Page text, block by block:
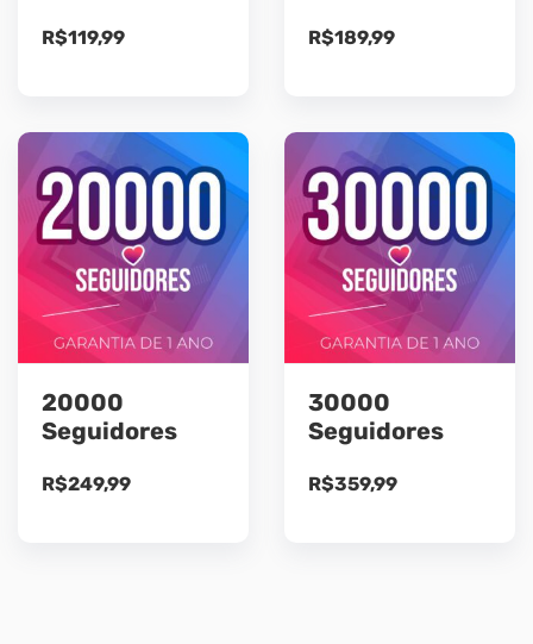
R$119,99 R$189,99
20000
Seguidores
R$249,99
30000
Seguidores
R$359,99